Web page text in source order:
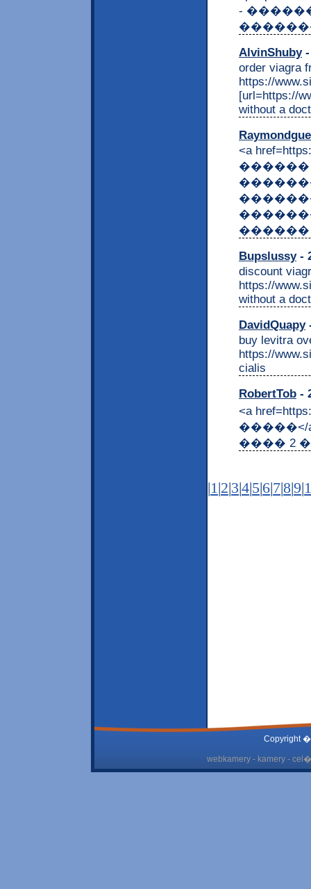
-
AlvinShuby-
order viagra
https://
[url=https://
without a
<a
������
������
Bupslussy-
discount
https://
without a
DavidQuapy
buy levitra
https://
cialis
RobertTob -
<a
���� 2
|1 |2|3|4|5|6|7|8|9|
Copyright
webkamery - kamery -